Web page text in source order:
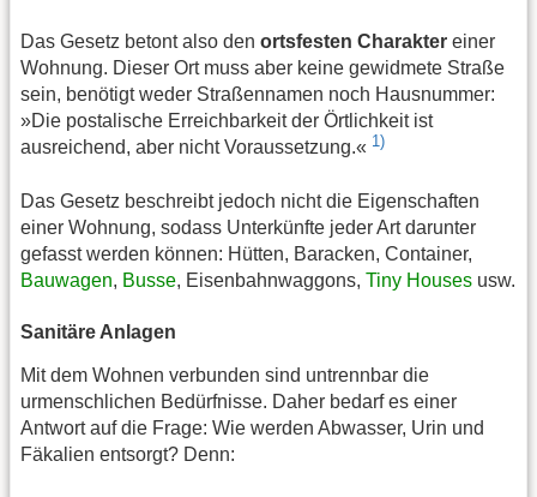
Das Gesetz betont also den ortsfesten Charakter einer
Wohnung. Dieser Ort muss aber keine gewidmete Straße
sein, benötigt weder Straßennamen noch Hausnummer:
»Die postalische Erreichbarkeit der Örtlichkeit ist
ausreichend, aber nicht Voraussetzung.« 1)
Das Gesetz beschreibt jedoch nicht die Eigenschaften
einer Wohnung, sodass Unterkünfte jeder Art darunter
gefasst werden können: Hütten, Baracken, Container,
Bauwagen, Busse, Eisenbahnwaggons, Tiny Houses usw.
Sanitäre Anlagen
Mit dem Wohnen verbunden sind untrennbar die
urmenschlichen Bedürfnisse. Daher bedarf es einer
Antwort auf die Frage: Wie werden Abwasser, Urin und
Fäkalien entsorgt? Denn: